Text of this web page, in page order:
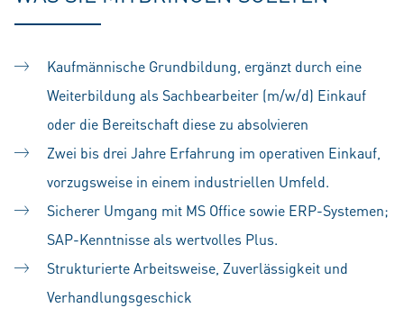
Kaufmännische Grundbildung, ergänzt durch eine
Weiterbildung als Sachbearbeiter (m/w/d) Einkauf
oder die Bereitschaft diese zu absolvieren
Zwei bis drei Jahre Erfahrung im operativen Einkauf,
vorzugsweise in einem industriellen Umfeld.
Sicherer Umgang mit MS Office sowie ERP-Systemen;
SAP-Kenntnisse als wertvolles Plus.
Strukturierte Arbeitsweise, Zuverlässigkeit und
Verhandlungsgeschick